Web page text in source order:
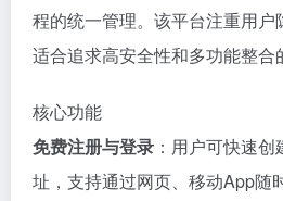
程的统一管理。该平台注重用户
适合追求高安全性和多功能整合
核心功能
免费注册与登录 ：用户可快速
址，支持通过网页、移动App随